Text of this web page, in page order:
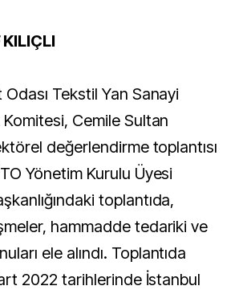
KILIÇLI
Tekstil Yan Sanayi
Cemile Sultan
değerlendirme toplantısı
Yönetim Kurulu Üyesi
toplantıda,
hammadde tedariki ve
ele alındı. Toplantıda
2022 tarihlerinde İstanbul